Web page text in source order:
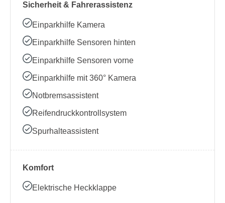
Sicherheit & Fahrerassistenz
Einparkhilfe Kamera
Einparkhilfe Sensoren hinten
Einparkhilfe Sensoren vorne
Einparkhilfe mit 360° Kamera
Notbremsassistent
Reifendruckkontrollsystem
Spurhalteassistent
Komfort
Elektrische Heckklappe